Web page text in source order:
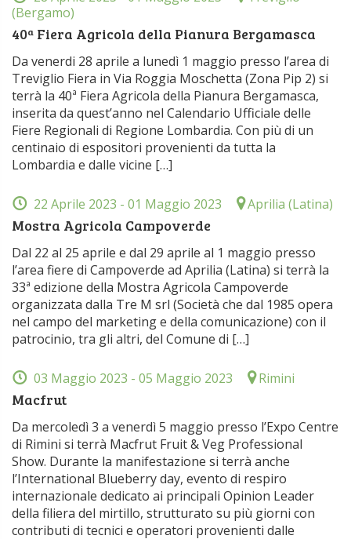
(Bergamo)
40ª Fiera Agricola della Pianura Bergamasca
Da venerdi 28 aprile a lunedì 1 maggio presso l’area di
Treviglio Fiera in Via Roggia Moschetta (Zona Pip 2) si
terrà la 40ª Fiera Agricola della Pianura Bergamasca,
inserita da quest’anno nel Calendario Ufficiale delle
Fiere Regionali di Regione Lombardia. Con più di un
centinaio di espositori provenienti da tutta la
Lombardia e dalle vicine […]
22 Aprile 2023 - 01 Maggio 2023 Aprilia (Latina)
Mostra Agricola Campoverde
Dal 22 al 25 aprile e dal 29 aprile al 1 maggio presso
l’area fiere di Campoverde ad Aprilia (Latina) si terrà la
33ª edizione della Mostra Agricola Campoverde
organizzata dalla Tre M srl (Società che dal 1985 opera
nel campo del marketing e della comunicazione) con il
patrocinio, tra gli altri, del Comune di […]
03 Maggio 2023 - 05 Maggio 2023 Rimini
Macfrut
Da mercoledì 3 a venerdì 5 maggio presso l’Expo Centre
di Rimini si terrà Macfrut Fruit & Veg Professional
Show. Durante la manifestazione si terrà anche
l’International Blueberry day, evento di respiro
internazionale dedicato ai principali Opinion Leader
della filiera del mirtillo, strutturato su più giorni con
contributi di tecnici e operatori provenienti dalle